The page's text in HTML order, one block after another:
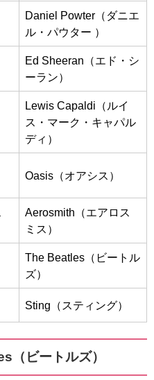
Daniel Powter（ダニエ
ル・パウター ）
Ed Sheeran（エド・シ
ーラン）
Lewis Capaldi（ルイ
ス・マーク・キャパル
ディ）
Oasis（オアシス）
Aerosmith（エアロス
ミス）
The Beatles（ビートル
ズ）
Sting（スティング）
（ビートルズ）